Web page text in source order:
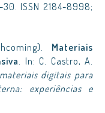
30. ISSN 2184-8998;
Materiais
. In: C. Castro, A.
digitais para
experiências e